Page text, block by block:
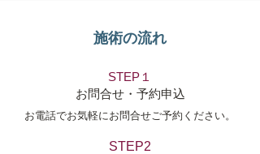
施術の流れ
STEP１
お問合せ・予約申込
お電話でお気軽にお問合せご予約ください。
STEP2